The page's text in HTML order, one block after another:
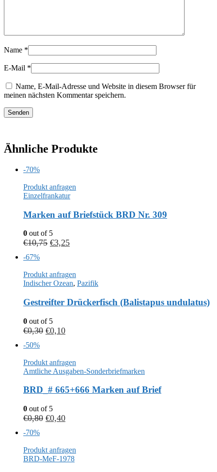
Name *
E-Mail *
Name, E-Mail-Adresse und Website in diesem Browser für
meinen nächsten Kommentar speichern.
Ähnliche Produkte
-70%
Produkt anfragen
Einzelfrankatur
Marken auf Briefstück BRD Nr. 309
0 out of 5
€10,75 €3,25
-67%
Produkt anfragen
Indischer Ozean, Pazifik
Gestreifter Drückerfisch (Balistapus undulatus)
0 out of 5
€0,30 €0,10
-50%
Produkt anfragen
Amtliche Ausgaben-Sonderbriefmarken
BRD_# 665+666 Marken auf Brief
0 out of 5
€0,80 €0,40
-70%
Produkt anfragen
BRD-MeF-1978